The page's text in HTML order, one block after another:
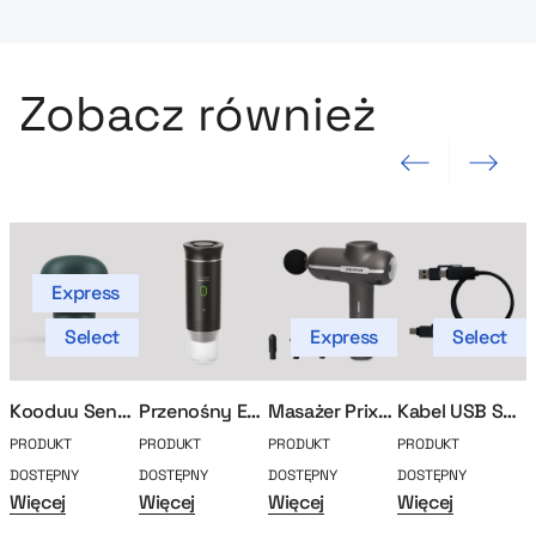
Zobacz również
Poprzedni slajd Następny
Express
Select
Kooduu Sensa Play Mini
PRODUKT
DOSTĘPNY
Więcej
Przenośny Express Kafei
PRODUKT
DOSTĘPNY
Więcej
Express
Masażer Prixton
PRODUKT
DOSTĘPNY
Więcej
Select
Kabel USB Spring
PRODUKT
DOSTĘPNY
Więcej